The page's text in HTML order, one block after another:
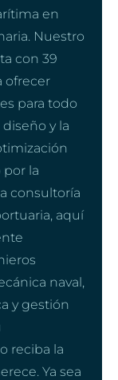
en
Nuestro
con 39
ofrecer
para todo
y la
la
consultoría
aquí
naval,
y gestión
reciba la
Ya sea